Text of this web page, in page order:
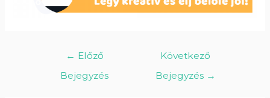
← Előző
Bejegyzés
Következő
Bejegyzés →